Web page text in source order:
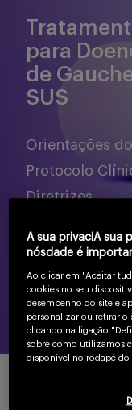
Treinamentos
Serviços
Sobre
para
de
SUS
Orientações do
Protocolo
Diretrizes
Esta matéria
A sua privaciA sua
nósdade é
Ao clicar em "Aceitar
cookies no seu
desempenho do site e
personalizar ou retirar
clicando na ligação
sobre como utilizamos
disponível no rodapé do